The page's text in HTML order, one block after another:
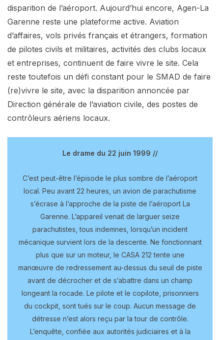
disparition de l’aéroport. Aujourd’hui encore, Agen-La
Garenne reste une plateforme active. Aviation
d’affaires, vols privés français et étrangers, formation
de pilotes civils et militaires, activités des clubs locaux
et entreprises, continuent de faire vivre le site. Cela
reste toutefois un défi constant pour le SMAD de faire
(re)vivre le site, avec la disparition annoncée par
Direction générale de l’aviation civile, des postes de
contrôleurs aériens locaux.
Le drame du 22 juin 1999 //
C’est peut-être l’épisode le plus sombre de l’aéroport
local. Peu avant 22 heures, un avion de parachutisme
s’écrase à l’approche de la piste de l’aéroport La
Garenne. L’appareil venait de larguer seize
parachutistes, tous indemnes, lorsqu’un incident
mécanique survient lors de la descente. Ne fonctionnant
plus que sur un moteur, le CASA 212 tente une
manœuvre de redressement au-dessus du seuil de piste
avant de décrocher et de s’abattre dans un champ
longeant la rocade. Le pilote et le copilote, prisonniers
du cockpit, sont tués sur le coup. Aucun message de
détresse n’est alors reçu par la tour de contrôle.
L’enquête, confiée aux autorités judiciaires et à la